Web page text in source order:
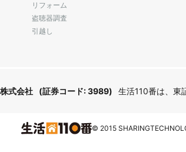
リフォーム
盗聴器調査
引越し
式会社 (証券コード: 3989) 生活110番は、東
© 2015